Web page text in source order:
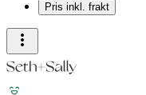
Pris inkl. frakt